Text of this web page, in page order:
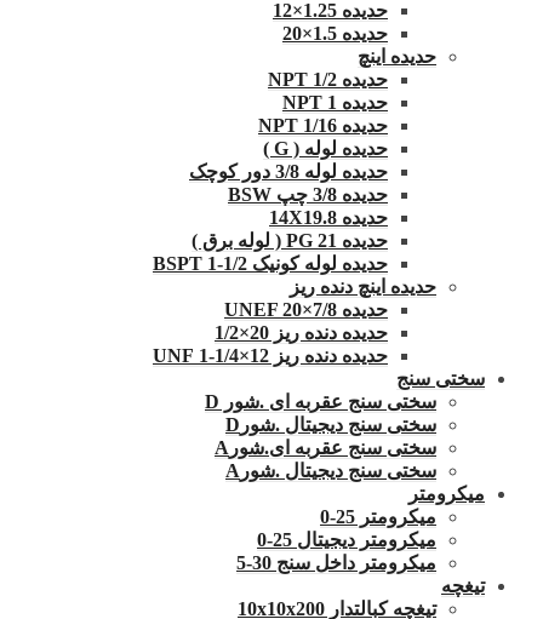
حدیده 1.25×12
حدیده 1.5×20
حدیده اینچ
حدیده 1/2 NPT
حدیده NPT 1
حدیده 1/16 NPT
حدیده لوله ( G )
حدیده لوله 3/8 دور کوچک
حدیده 3/8 چپ BSW
حدیده 14X19.8
حدیده 21 PG ( لوله برق )
حدیده لوله کونیک 1/2-1 BSPT
حدیده اینچ دنده ریز
حدیده UNEF 20×7/8
حدیده دنده ریز 20×1/2
حدیده دنده ریز 12×1/4-1 UNF
سختی سنج
سختی سنج عقربه ای .شور D
سختی سنج دیجیتال .شورD
سختی سنج عقربه ای.شورA
سختی سنج دیجیتال .شورA
میکرومتر
میکرومتر 25-0
میکرومتر دیجیتال 25-0
میکرومتر داخل سنج 30-5
تیغچه
تیغچه کبالتدار 10x10x200